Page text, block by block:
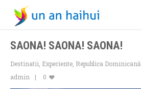
SAONA! SAONA! SAONA!
Destinatii Experiente Republica Dominicană
admin
0